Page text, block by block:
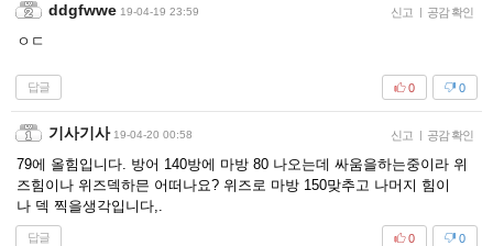
ddgfwwe 19-04-19 23:59 신고 | 공감 확인
ㅇㄷ
답글 0
0
기사기사 19-04-20 00:58 신고 | 공감 확인
79에 올힘입니다. 방어 140방에 마방 80 나오는데 싸움을하는중이라 위
즈힘이나 위즈덱하믄 어떠나요? 위즈로 마방 150맞추고 나머지 힘이
나 덱 찍을생각입니다,.
답글 0
0